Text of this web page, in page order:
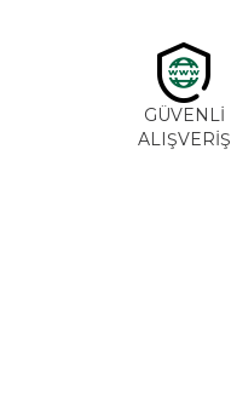
GÜVENLİ
ALIŞVERİŞ